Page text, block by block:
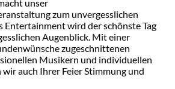
unser
zum unvergesslichen
Entertainment wird der schönste Tag
Augenblick. Mit einer
zugeschnittenen
Musikern und individuellen
auch Ihrer Feier Stimmung und